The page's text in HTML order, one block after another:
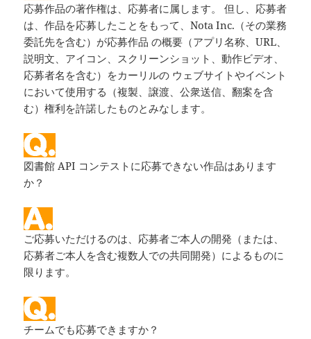
応募作品の著作権は、応募者に属します。 但し、応募者
は、作品を応募したことをもって、Nota Inc.（その業務
委託先を含む）が応募作品 の概要（アプリ名称、URL、
説明文、アイコン、スクリーンショット、動作ビデオ、
応募者名を含む）をカーリルの ウェブサイトやイベント
において使用する（複製、譲渡、公衆送信、翻案を含
む）権利を許諾したものとみなします。
図書館 API コンテストに応募できない作品はあります
か？
ご応募いただけるのは、応募者ご本人の開発（または、
応募者ご本人を含む複数人での共同開発）によるものに
限ります。
チームでも応募できますか？